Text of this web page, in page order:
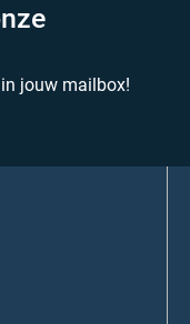
jouw mailbox!